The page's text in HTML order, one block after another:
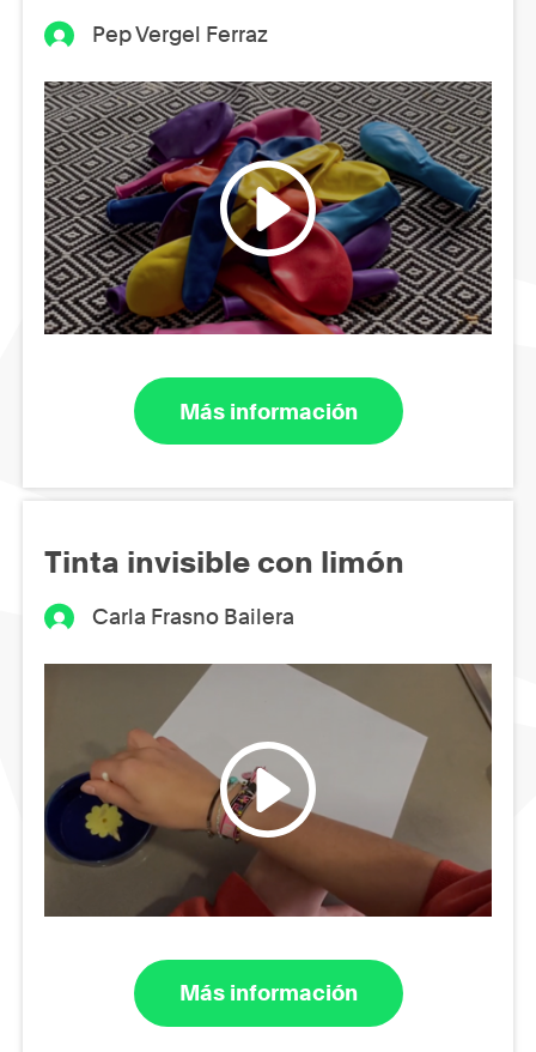
Pep Vergel Ferraz
Más información
Tinta invisible con limón
Carla Frasno Bailera
Más información